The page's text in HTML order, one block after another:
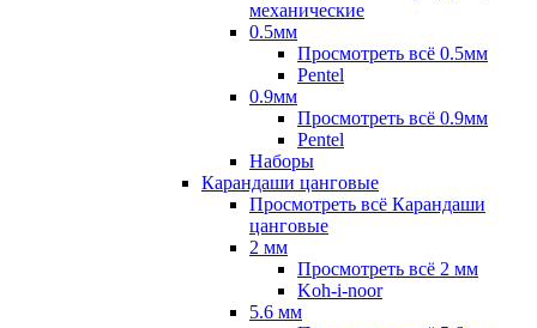
механические
0.5мм
Просмотреть всё 0.5мм
Pentel
0.9мм
Просмотреть всё 0.9мм
Pentel
Наборы
Карандаши цанговые
Просмотреть всё Карандаши
цанговые
2 мм
Просмотреть всё 2 мм
Koh-i-noor
5.6 мм